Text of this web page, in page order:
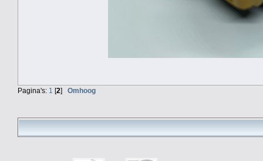
Pagina's: 1 [2] Omhoog